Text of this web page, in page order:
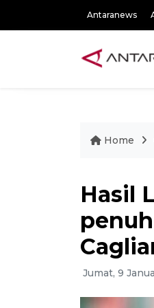
Antaranews
Home
Hasil
Jumat, 9